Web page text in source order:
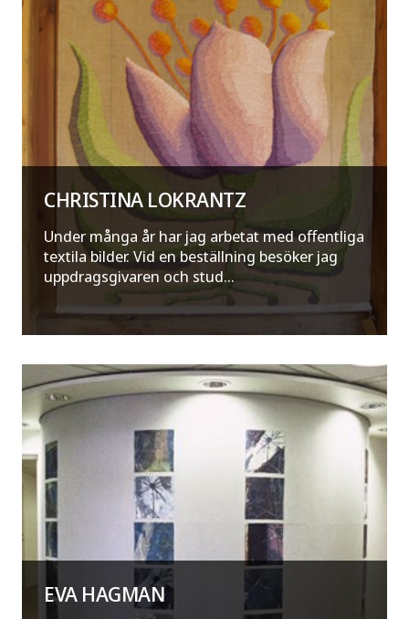
CHRISTINA LOKRANTZ
Under många år har jag arbetat med offentliga
textila bilder. Vid en beställning besöker jag
uppdragsgivaren och stud...
EVA HAGMAN